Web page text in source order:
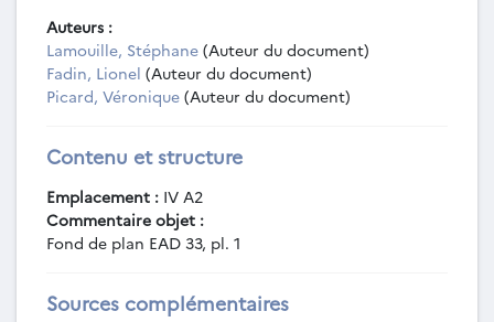
Auteurs :
Lamouille, Stéphane (Auteur du document)
Fadin, Lionel (Auteur du document)
Picard, Véronique (Auteur du document)
Contenu et structure
Emplacement : IV A2
Commentaire objet :
Fond de plan EAD 33, pl. 1
Sources complémentaires